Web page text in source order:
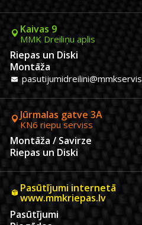
Kaivas 9
MMK Dreiliņu aplis
Riepas un Diski
Montāža
Jūrmalas gatve 3A
KN6 riepu serviss
Montāža / Savirze
Riepas un Diski
Pasūtījumi internetā
www.mmkriepas.lv
Pasūtījumi